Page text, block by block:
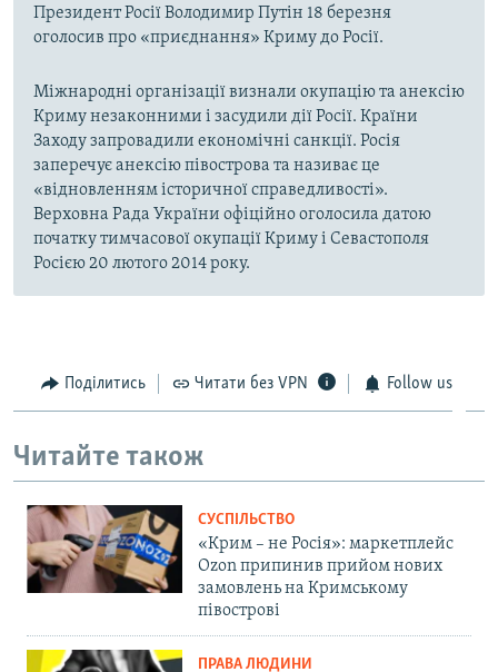
Президент Росії Володимир Путін 18 березня
оголосив про «приєднання» Криму до Росії.
Міжнародні організації визнали окупацію та анексію
Криму незаконними і засудили дії Росії. Країни
Заходу запровадили економічні санкції. Росія
заперечує анексію півострова та називає це
«відновленням історичної справедливості».
Верховна Рада України офіційно оголосила датою
початку тимчасової окупації Криму і Севастополя
Росією 20 лютого 2014 року.
Поділитись Читати без VPN Follow us
Читайте також
СУСПІЛЬСТВО
«Крим – не Росія»: маркетплейс
Ozon припинив прийом нових
замовлень на Кримському
півострові
ПРАВА ЛЮДИНИ